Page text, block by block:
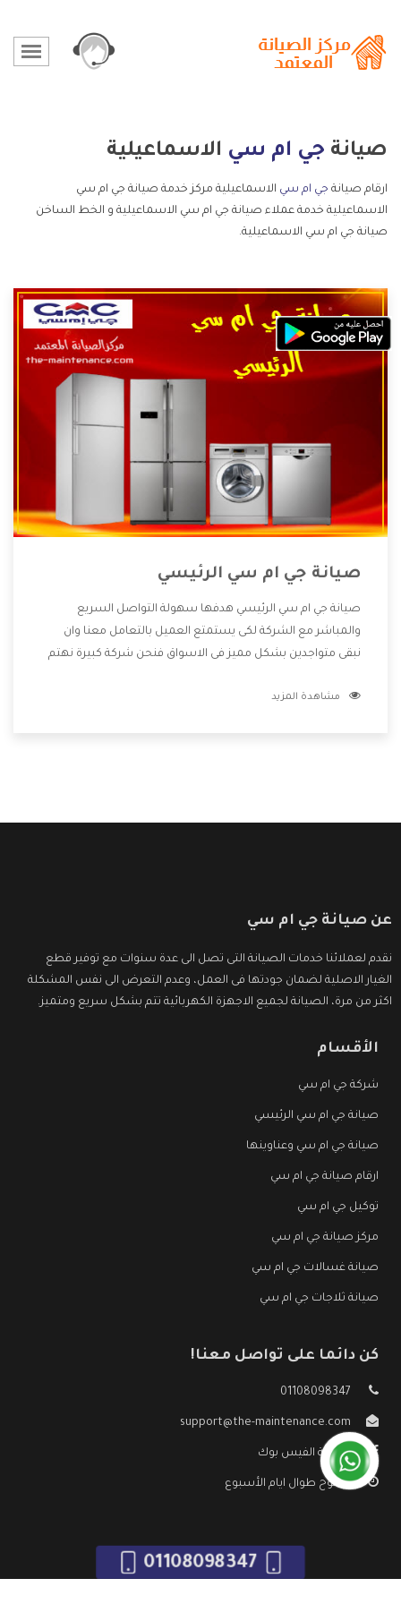
صيانة جي ام سي الاسماعيلية
ارقام صيانة جي ام سي الاسماعيلية مركز خدمة صيانة جي ام سي
الاسماعيلية خدمة عملاء صيانة جي ام سي الاسماعيلية و الخط الساخن
صيانة جي ام سي الاسماعيلية.
صيانة جي ام سي الرئيسي
صيانة جي ام سي الرئيسي هدفها سهولة التواصل السريع
والمباشر مع الشركة لكى يستمتع العميل بالتعامل معنا وان
نبقى متواجدين بشكل مميز فى الاسواق فنحن شركة كبيرة نهتم
الشركة بها والتى تكون منها خدمة الصيانة التى تكون من أهم
مشاهدة المزيد
عن صيانة جي ام سي
نقدم لعملائنا خدمات الصيانة التى تصل الى عدة سنوات مع توفير قطع
الغيار الاصلية لضمان جودتها فى العمل، وعدم التعرض الى نفس المشكلة
اكثر من مرة، الصيانة لجميع الاجهزة الكهربائية تتم بشكل سريع ومتميز.
الأقسام
شركة جي ام سي
صيانة جي ام سي الرئيسي
صيانة جي ام سي وعناوينها
ارقام صيانة جي ام سي
توكيل جي ام سي
مركز صيانة جي ام سي
صيانة غسالات جي ام سي
صيانة ثلاجات جي ام سي
كن دائما على تواصل معنا!
01108098347
support@the-maintenance.com
صفحة الفيس بوك
مفتوح طوال ايام الأسبوع
01108098347